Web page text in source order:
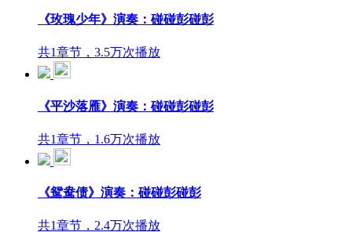
《玫瑰少年》演奏：碰碰彭碰彭
共1章节，3.5万次播放
《平沙落雁》演奏：碰碰彭碰彭
共1章节，1.6万次播放
《鸳鸯债》演奏：碰碰彭碰彭
共1章节，2.4万次播放